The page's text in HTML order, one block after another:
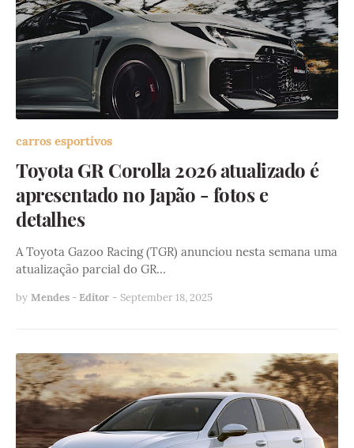
carros esportivos
Toyota GR Corolla 2026 atualizado é
apresentado no Japão - fotos e
detalhes
A Toyota Gazoo Racing (TGR) anunciou nesta semana uma
atualização parcial do GR…
by Mendes - Editor - September 18, 2025